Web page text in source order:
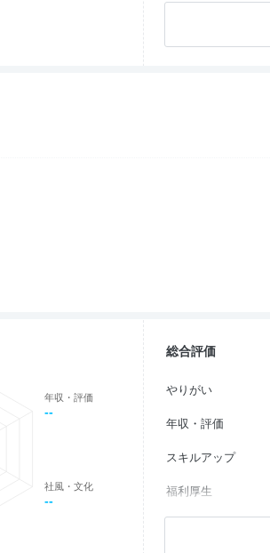
社員・管理職
年収・評価
--
社風・文化
--
総合評価
やりがい
年収・評価
スキルアップ
福利厚生